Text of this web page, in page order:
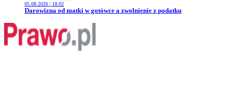
05.08.2026 | 18:02
Przejdź do artykułu:
Darowizna od matki w gotówce a zwolnienie z podatku